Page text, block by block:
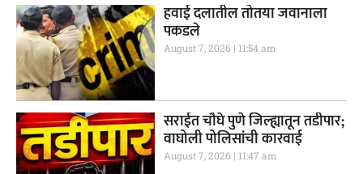
हवाई दलातील तोतया जवानाला
पकडले
August 7, 2026 11:54 am
सराईत चौघे पुणे जिल्ह्यातून तडीपार;
वाघोली पोलिसांची कारवाई
August 7, 2026 11:47 am